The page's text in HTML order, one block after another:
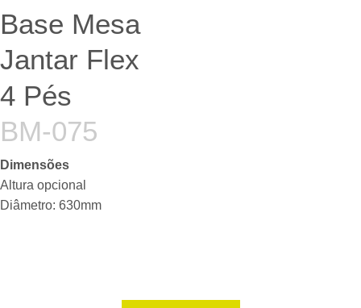
Base Mesa
Jantar Flex
4 Pés
BM-075
Dimensões
Altura opcional
Diâmetro: 630mm